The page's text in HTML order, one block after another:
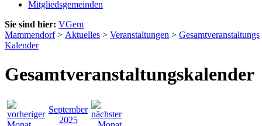
Mitgliedsgemeinden
Sie sind hier: VGem
Mammendorf> Aktuelles > Veranstaltungen > Gesamtveranstaltungs
Kalender
Gesamtveranstaltungskalender
September
2025